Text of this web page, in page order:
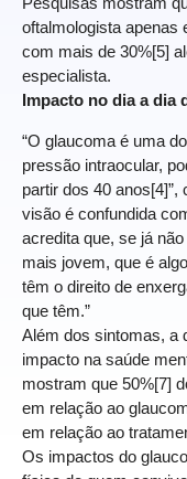
oftalmologista apenas
com mais de 30%[5]
especialista.
Impacto no dia a dia
“O glaucoma é uma
pressão intraocular,
partir dos 40
visão é confundida
acredita que, se já
mais jovem, que é
têm o direito de
que têm.”
Além dos sintomas, a
impacto na saúde
mostram que 50%[7]
em relação ao
em relação ao
Os impactos do